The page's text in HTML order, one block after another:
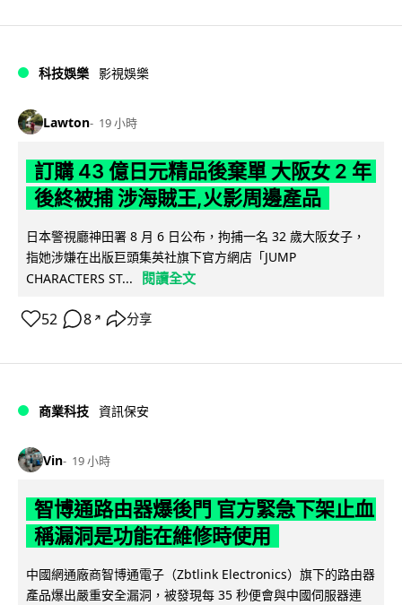
科技娛樂 影視娛樂
Lawton 19 小時
訂購 43 億日元精品後棄單 大阪女 2 年
後終被捕 涉海賊王,火影周邊產品
日本警視廳神田署 8 月 6 日公布，拘捕一名 32 歲大阪女子，
指她涉嫌在出版巨頭集英社旗下官方網店「JUMP
CHARACTERS ST...
閱讀全文
52 8 ↗ 分享
商業科技 資訊保安
Vin 19 小時
智博通路由器爆後門 官方緊急下架止血
稱漏洞是功能在維修時使用
中國網通廠商智博通電子（Zbtlink Electronics）旗下的路由器
產品爆出嚴重安全漏洞，被發現每 35 秒便會與中國伺服器連